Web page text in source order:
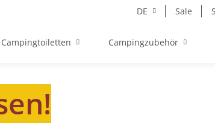
DE Sale
Campingtoiletten Campingzubehör